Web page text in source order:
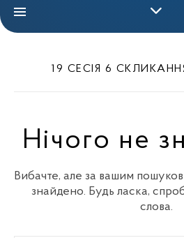
19 СЕСІЯ 6
Нічого не
Вибачте, але за вашим
знайдено. Будь ласка,
слова.